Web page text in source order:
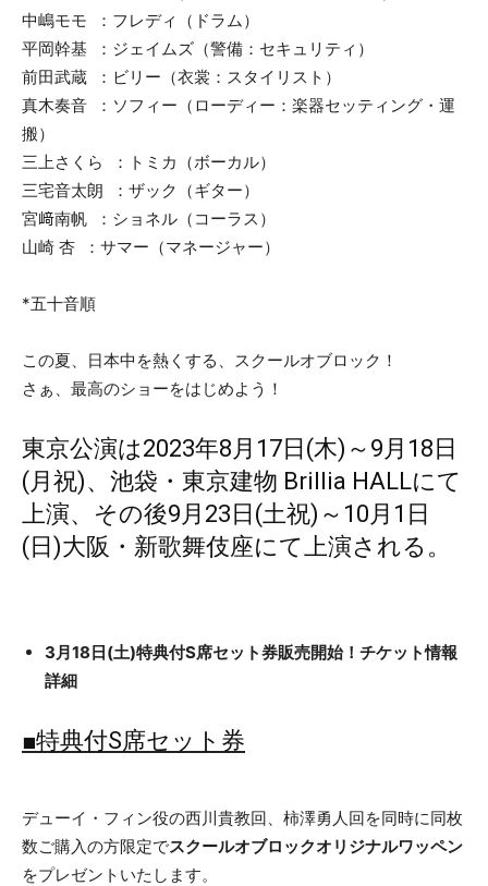
中嶋モモ ：フレディ（ドラム）
平岡幹基 ：ジェイムズ（警備：セキュリティ）
前田武蔵 ：ビリー（衣裳：スタイリスト）
真木奏音 ：ソフィー（ローディー：楽器セッティング・運
搬）
三上さくら ：トミカ（ボーカル）
三宅音太朗 ：ザック（ギター）
宮﨑南帆 ：ショネル（コーラス）
山崎 杏 ：サマー（マネージャー）
*五十音順
この夏、日本中を熱くする、スクールオブロック！
さぁ、最高のショーをはじめよう！
東京公演は2023年8月17日(木)～9月18日
(月祝)、池袋・東京建物 Brillia HALLにて
上演、その後9月23日(土祝)～10月1日
(日)大阪・新歌舞伎座にて上演される。
3月18日(土)特典付S席セット券販売開始！チケット情報
詳細
■特典付S席セット券
デューイ・フィン役の西川貴教回、柿澤勇人回を同時に同枚
数ご購入の方限定でスクールオブロックオリジナルワッペン
をプレゼントいたします。